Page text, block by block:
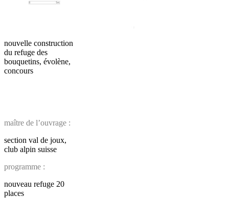
nouvelle construction
du refuge des
bouquetins, évolène,
concours
maître de l’ouvrage :
section val de joux,
club alpin suisse
programme :
nouveau refuge 20
places